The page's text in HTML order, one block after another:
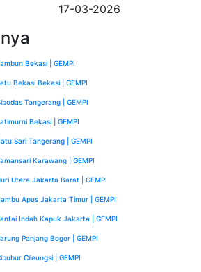
17-03-2026
Bekasi | GEMPI
Bekasi Bekasi | GEMPI
Tangerang | GEMPI
Bekasi | GEMPI
Sari Tangerang | GEMPI
Karawang | GEMPI
Utara Jakarta Barat | GEMPI
Apus Jakarta Timur | GEMPI
Indah Kapuk Jakarta | GEMPI
Panjang Bogor | GEMPI
Cileungsi | GEMPI